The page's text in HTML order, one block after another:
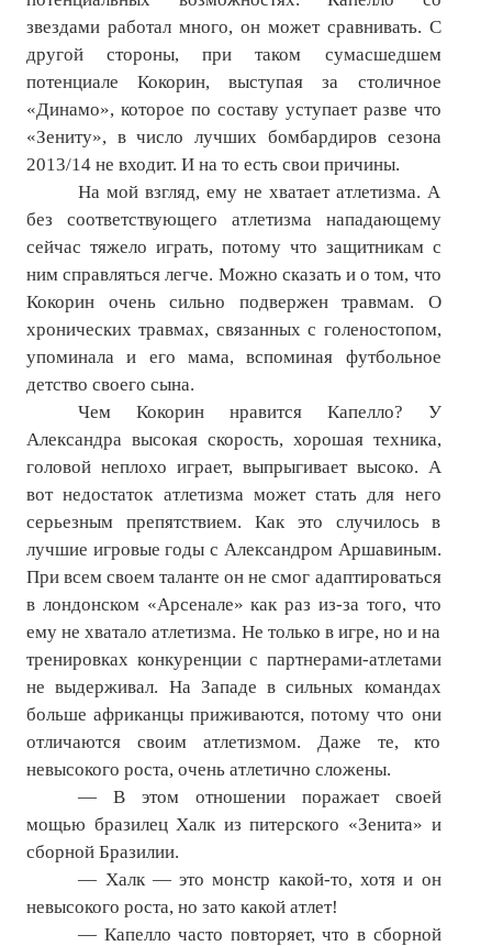
звездами работал много, он может сравнивать. С
другой стороны, при таком сумасшедшем
потенциале Кокорин, выступая за столичное
«Динамо», которое по составу уступает разве что
«Зениту», в число лучших бомбардиров сезона
2013/14 не входит. И на то есть свои причины.
На мой взгляд, ему не хватает атлетизма. А
без соответствующего атлетизма нападающему
сейчас тяжело играть, потому что защитникам с
ним справляться легче. Можно сказать и о том, что
Кокорин очень сильно подвержен травмам. О
хронических травмах, связанных с голеностопом,
упоминала и его мама, вспоминая футбольное
детство своего сына.
Чем Кокорин нравится Капелло? У
Александра высокая скорость, хорошая техника,
головой неплохо играет, выпрыгивает высоко. А
вот недостаток атлетизма может стать для него
серьезным препятствием. Как это случилось в
лучшие игровые годы с Александром Аршавиным.
При всем своем таланте он не смог адаптироваться
в лондонском «Арсенале» как раз из-за того, что
ему не хватало атлетизма. Не только в игре, но и на
тренировках конкуренции с партнерами-атлетами
не выдерживал. На Западе в сильных командах
больше африканцы приживаются, потому что они
отличаются своим атлетизмом. Даже те, кто
невысокого роста, очень атлетично сложены.
— В этом отношении поражает своей
мощью бразилец Халк из питерского «Зенита» и
сборной Бразилии.
— Халк — это монстр какой-то, хотя и он
невысокого роста, но зато какой атлет!
— Капелло часто повторяет, что в сборной